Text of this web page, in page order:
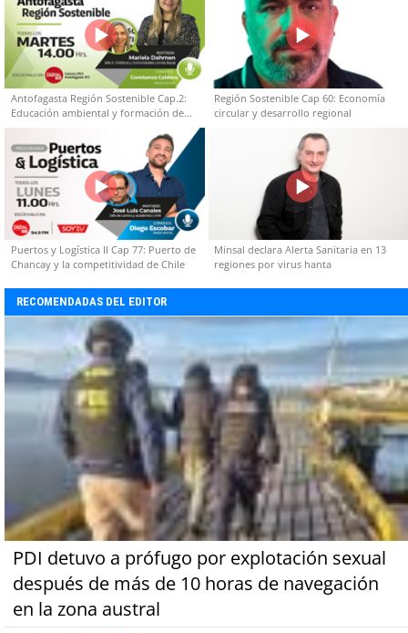
Antofagasta Región Sostenible Cap.2:
Educación ambiental y formación de
capacidades técnicas
Región Sostenible Cap 60: Economía
circular y desarrollo regional
Puertos y Logística II Cap 77: Puerto de
Chancay y la competitividad de Chile
Minsal declara Alerta Sanitaria en 13
regiones por virus hanta
RECOMENDADAS DEL EDITOR
PDI detuvo a prófugo por explotación sexual
después de más de 10 horas de navegación
en la zona austral